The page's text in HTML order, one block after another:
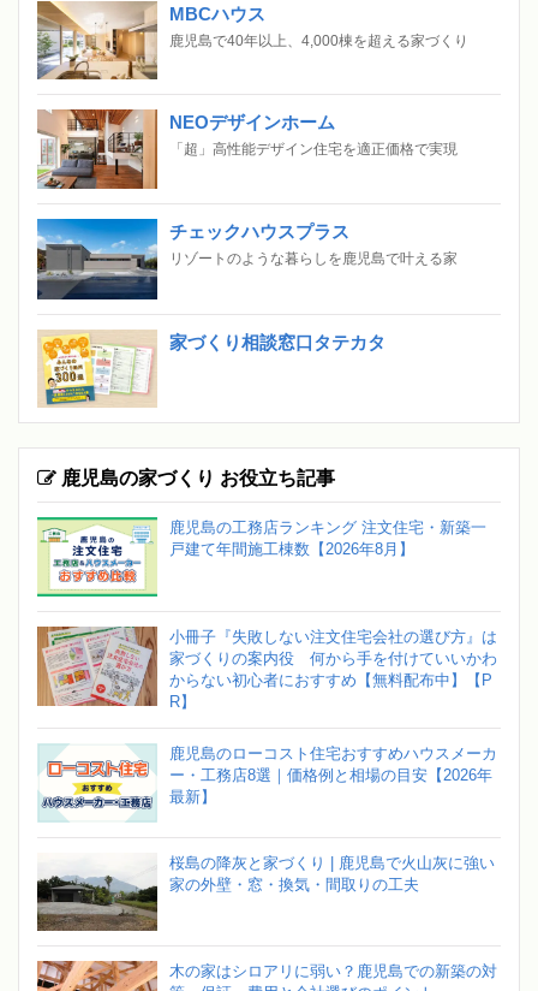
MBCハウス
鹿児島で40年以上、4,000棟を超える家づくり
NEOデザインホーム
「超」高性能デザイン住宅を適正価格で実現
チェックハウスプラス
リゾートのような暮らしを鹿児島で叶える家
家づくり相談窓口タテカタ
鹿児島の家づくり お役立ち記事
鹿児島の工務店ランキング 注文住宅・新築一
戸建て年間施工棟数【2026年8月】
小冊子『失敗しない注文住宅会社の選び方』は
家づくりの案内役 何から手を付けていいかわ
からない初心者におすすめ【無料配布中】【P
R】
鹿児島のローコスト住宅おすすめハウスメーカ
ー・工務店8選｜価格例と相場の目安【2026年
最新】
桜島の降灰と家づくり | 鹿児島で火山灰に強い
家の外壁・窓・換気・間取りの工夫
木の家はシロアリに弱い？鹿児島での新築の対